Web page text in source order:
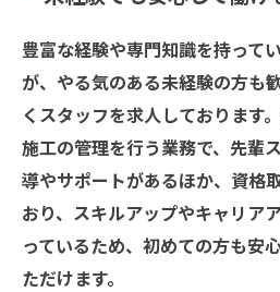
豊富な経験や専門知識を持って
が、やる気のある未経験の方も
くスタッフを求人しております
施工の管理を行う業務で、先輩
導やサポートがあるほか、資格
おり、スキルアップやキャリア
っているため、初めての方も安
ただけます。